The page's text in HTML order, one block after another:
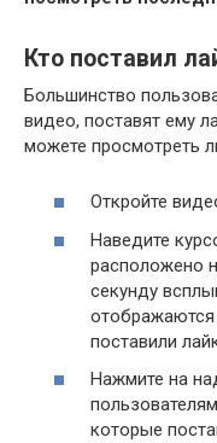
Кто поставил
Большинство
видео, поставят ему
можете просмотреть
Откройте
Наведите
расположено
секунду
отображаются
поставили
Нажмите на
которые